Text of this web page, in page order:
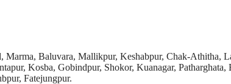
Marma, Baluvara, Mallikpur, Keshabpur, Chak-Athitha,
Kosba, Gobindpur, Shokor, Kuanagar, Patharghata,
Fatejungpur.